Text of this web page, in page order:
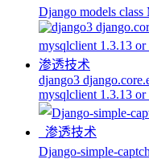
Django models
django3
mysqlclient 1.3.13 or
Django-simple-